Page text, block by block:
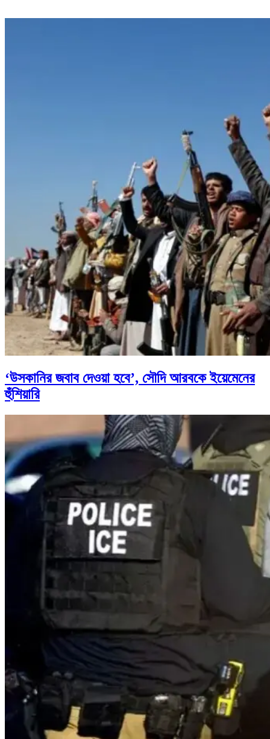
‘উসকানির জবাব দেওয়া হবে’, সৌদি আরবকে ইয়েমেনের
হুঁশিয়ারি